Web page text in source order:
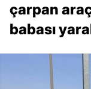
çarpan
babası